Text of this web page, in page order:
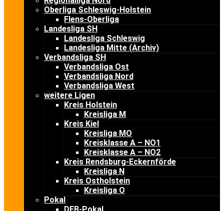
Oberliga Schleswig-Holstein
Flens-Oberliga
Landesliga SH
Landesliga Schleswig
Landesliga Mitte (Archiv)
Verbandsliga SH
Verbandsliga Ost
Verbandsliga Nord
Verbandsliga West
weitere Ligen
Kreis Holstein
Kreisliga M
Kreis Kiel
Kreisliga MO
Kreisklasse A – NO1
Kreisklasse A – NO2
Kreis Rendsburg-Eckernförde
Kreisliga N
Kreis Ostholstein
Kreisliga O
Pokal